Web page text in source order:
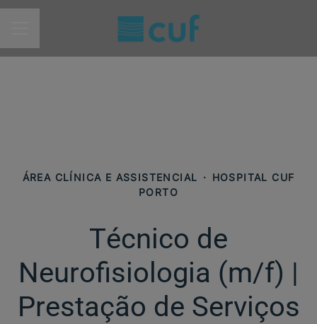
MENU DE CARREIRAS
ÁREA CLÍNICA E ASSISTENCIAL · HOSPITAL CUF
PORTO
Técnico de
Neurofisiologia (m/f) |
Prestação de Serviços